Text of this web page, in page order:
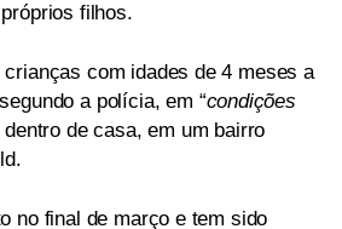
filhos.
com idades de 4 meses a
a polícia, em “condições
dentro de casa, em um bairro
no final de março e tem sido